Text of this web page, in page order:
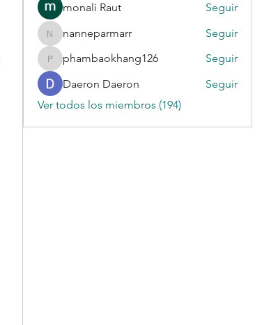
monali Raut
Seguir
nanneparmarr
nanneparmarr Seguir
phambaokhang126
phambaokhang126
Seguir
Daeron Daeron
Seguir
Ver todos los miembros (194)